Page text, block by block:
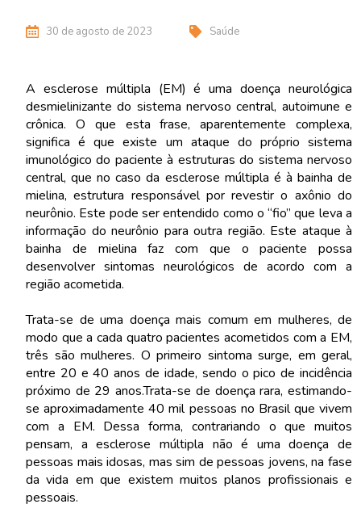
30 de agosto de 2023 Saúde
A esclerose múltipla (EM) é uma doença neurológica
desmielinizante do sistema nervoso central, autoimune e
crônica. O que esta frase, aparentemente complexa,
significa é que existe um ataque do próprio sistema
imunológico do paciente à estruturas do sistema nervoso
central, que no caso da esclerose múltipla é à bainha de
mielina, estrutura responsável por revestir o axônio do
neurônio. Este pode ser entendido como o “fio” que leva a
informação do neurônio para outra região. Este ataque à
bainha de mielina faz com que o paciente possa
desenvolver sintomas neurológicos de acordo com a
região acometida.
Trata-se de uma doença mais comum em mulheres, de
modo que a cada quatro pacientes acometidos com a EM,
três são mulheres. O primeiro sintoma surge, em geral,
entre 20 e 40 anos de idade, sendo o pico de incidência
próximo de 29 anos.Trata-se de doença rara, estimando-
se aproximadamente 40 mil pessoas no Brasil que vivem
com a EM. Dessa forma, contrariando o que muitos
pensam, a esclerose múltipla não é uma doença de
pessoas mais idosas, mas sim de pessoas jovens, na fase
da vida em que existem muitos planos profissionais e
pessoais.